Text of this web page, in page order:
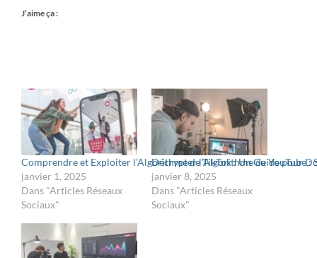
J’aime ça :
Comprendre et Exploiter l’Algorithme de TikTok : Un Guide pour
janvier 1, 2025
Dans "Articles Réseaux
Sociaux"
Décrypter l’Algorithme de YouTube
janvier 8, 2025
Dans "Articles Réseaux
Sociaux"